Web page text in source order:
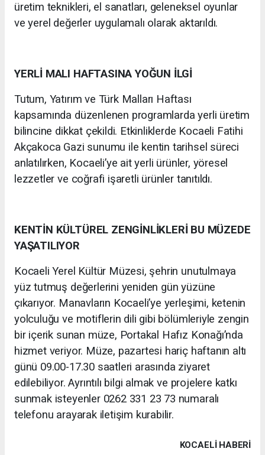
üretim teknikleri, el sanatları, geleneksel oyunlar
ve yerel değerler uygulamalı olarak aktarıldı.
YERLİ MALI HAFTASINA YOĞUN İLGİ
Tutum, Yatırım ve Türk Malları Haftası
kapsamında düzenlenen programlarda yerli üretim
bilincine dikkat çekildi. Etkinliklerde Kocaeli Fatihi
Akçakoca Gazi sunumu ile kentin tarihsel süreci
anlatılırken, Kocaeli’ye ait yerli ürünler, yöresel
lezzetler ve coğrafi işaretli ürünler tanıtıldı.
KENTİN KÜLTÜREL ZENGİNLİKLERİ BU MÜZEDE
YAŞATILIYOR
Kocaeli Yerel Kültür Müzesi, şehrin unutulmaya
yüz tutmuş değerlerini yeniden gün yüzüne
çıkarıyor. Manavların Kocaeli’ye yerleşimi, ketenin
yolculuğu ve motiflerin dili gibi bölümleriyle zengin
bir içerik sunan müze, Portakal Hafız Konağı’nda
hizmet veriyor. Müze, pazartesi hariç haftanın altı
günü 09.00-17.30 saatleri arasında ziyaret
edilebiliyor. Ayrıntılı bilgi almak ve projelere katkı
sunmak isteyenler 0262 331 23 73 numaralı
telefonu arayarak iletişim kurabilir.
KOCAELI HABERİ